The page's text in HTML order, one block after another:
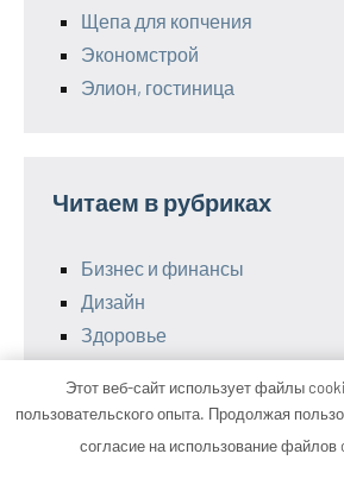
Щепа для копчения
Экономстрой
Элион, гостиница
Читаем в рубриках
Бизнес и финансы
Дизайн
Здоровье
Новости
Советы в быту
Этот веб-сайт использует файлы
пользовательского опыта. Продолжая
согласие на использование файлов